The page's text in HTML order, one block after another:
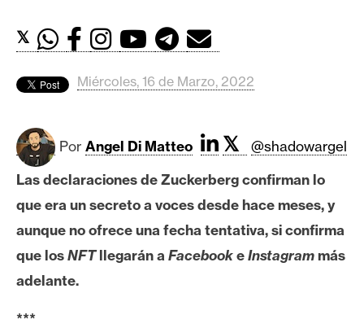
d
s
B
t
c
i
n
𝕏
Miércoles, 16 de Marzo, 2022
Por Angel Di Matteo 𝕏
@shadowargel
Las declaraciones de Zuckerberg confirman lo
que era un secreto a voces desde hace meses, y
aunque no ofrece una fecha tentativa, si confirma
que losNFTllegarán a FacebookeInstagrammás
adelante.
***